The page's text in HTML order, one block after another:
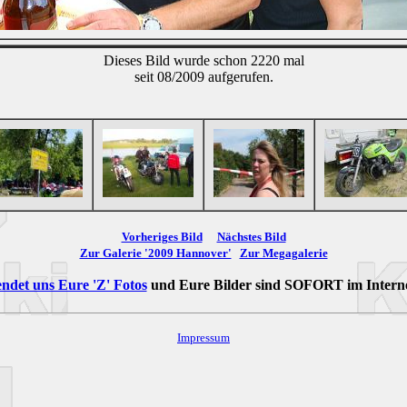
Dieses Bild wurde schon 2220 mal
seit 08/2009 aufgerufen.
Vorheriges Bild
Nächstes Bild
Zur Galerie '2009 Hannover'
Zur Megagalerie
uns Eure 'Z' Fotosund Eure Bilder sind SOFORTim
Impressum